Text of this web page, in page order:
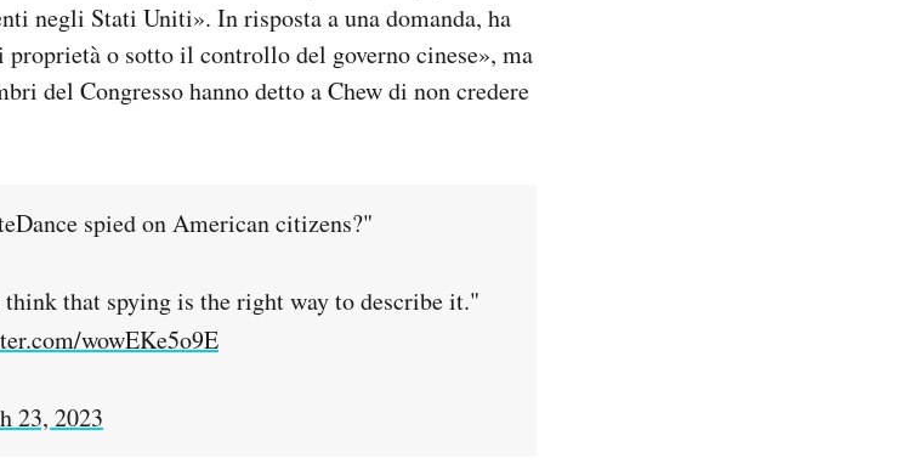
negli Stati Uniti». In risposta a una domanda, ha
proprietà o sotto il controllo del governo cinese», ma
del Congresso hanno detto a Chew di non credere
spied on American citizens?"
that spying is the right way to describe it."
wowEKe5o9E
23, 2023